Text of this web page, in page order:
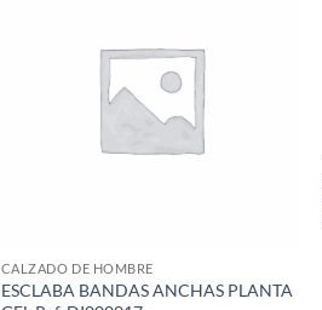
CALZADO DE HOMBRE
ESCLABA BANDAS ANCHAS PLANTA